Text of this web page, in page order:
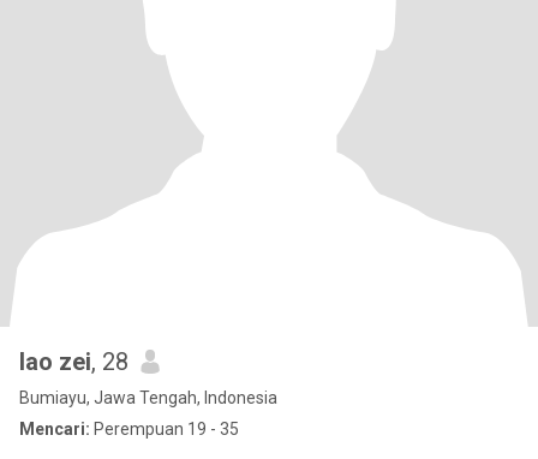
lao zei, 28
Bumiayu, Jawa Tengah, Indonesia
Mencari: Perempuan 19 - 35